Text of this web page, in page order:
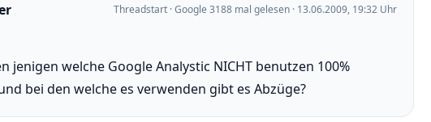
Threadstart · Google 3188 mal gelesen · 13.06.2009, 19:32 Uhr
jenigen welche Google Analystic NICHT benutzen 100%
bei den welche es verwenden gibt es Abzüge?